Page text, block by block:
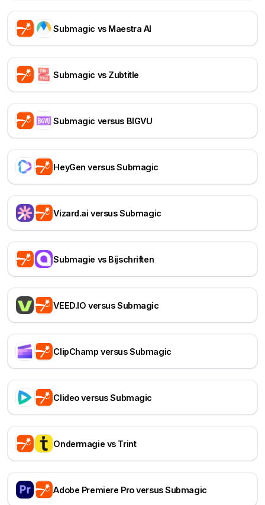
Submagic vs Maestra AI
Submagic vs Zubtitle
Submagic versus BIGVU
HeyGen versus Submagic
Vizard.ai versus Submagic
Submagie vs Bijschriften
VEED.IO versus Submagic
ClipChamp versus Submagic
Clideo versus Submagic
Ondermagie vs Trint
Adobe Premiere Pro versus Submagic